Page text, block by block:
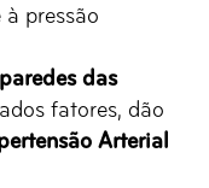
pressão
das
fatores, dão
Arterial